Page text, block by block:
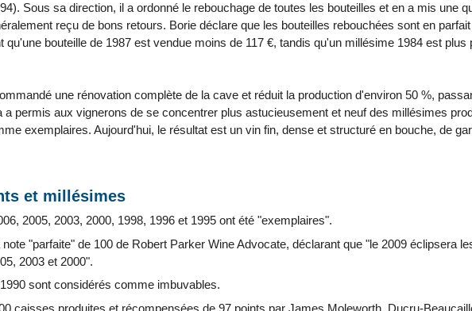
Sous sa direction, il a ordonné le rebouchage de toutes les bouteilles et en a mis une
reçu de bons retours. Borie déclare que les bouteilles rebouchées sont en
qu'une bouteille de 1987 est vendue moins de 117 €, tandis qu'un millésime 1984 est plus
une rénovation complète de la cave et réduit la production d'environ 50 %,
a permis aux vignerons de se concentrer plus astucieusement et neuf des millésimes
exemplaires. Aujourd'hui, le résultat est un vin fin, dense et structuré en bouche, de
et millésimes
2005, 2003, 2000, 1998, 1996 et 1995 ont été "exemplaires".
note "parfaite" de 100 de Robert Parker Wine Advocate, déclarant que "le 2009 éclipsera
2003 et 2000".
sont considérés comme imbuvables.
caisses produites et récompensées de 97 points par James Moleworth, Ducru-